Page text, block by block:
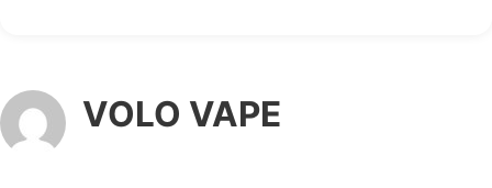
VOLO VAPE